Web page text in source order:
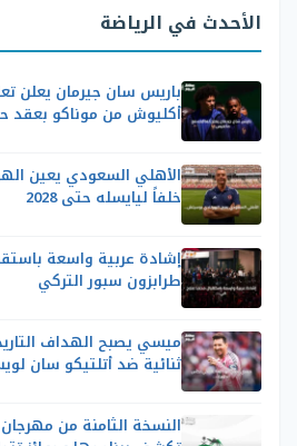
الأحدث في الرياضة
باريس سان جيرمان يعلن
أكليوش من موناكو بعقد حتى
الأهلي السعودي يعين
خلفاً ليايسله حتى 2028
إشادة عربية واسعة
طرابزون سبور التركي
ميسي يصبح الهداف
ثنائية ضد أتلتيكو سان
النسخة الثامنة من